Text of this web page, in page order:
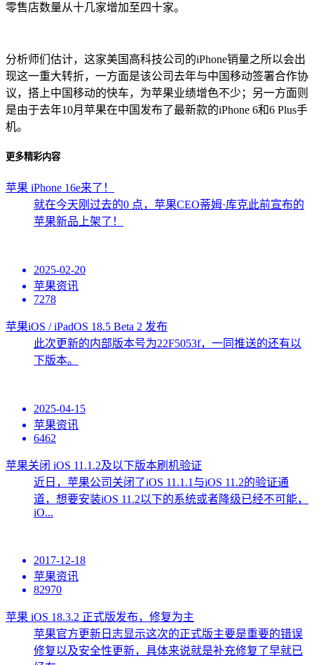
零售店数量从十几家增加至四十家。
分析师们估计，这家美国高科技公司的iPhone销量之所以会出
现这一重大转折，一方面是该公司去年与中国移动签署合作协
议，搭上中国移动的快车，为苹果业绩增色不少；另一方面则
是由于去年10月苹果在中国发布了最新款的iPhone 6和6 Plus手
机。
更多精彩内容
苹果 iPhone 16e来了！
就在今天刚过去的0 点，苹果CEO蒂姆·库克此前宣布的
苹果新品上架了！
2025-02-20
苹果资讯
7278
苹果iOS / iPadOS 18.5 Beta 2 发布
此次更新的内部版本号为22F5053f，一同推送的还有以
下版本。
2025-04-15
苹果资讯
6462
苹果关闭 iOS 11.1.2及以下版本刷机验证
近日，苹果公司关闭了iOS 11.1.1与iOS 11.2的验证通
道，想要安装iOS 11.2以下的系统或者降级已经不可能，
iO...
2017-12-18
苹果资讯
82970
苹果 iOS 18.3.2 正式版发布，修复为主
苹果官方更新日志显示这次的正式版主要是重要的错误
修复以及安全性更新，具体来说就是补充修复了早就已